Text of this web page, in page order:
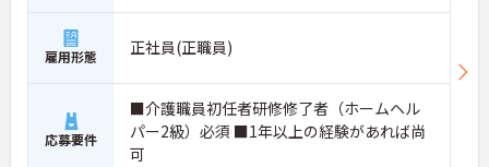
雇用形態 正社員(正職員)
応募要件
■介護職員初任者研修修了者（ホームヘル
パー2級）必須 ■1年以上の経験があれば尚
可